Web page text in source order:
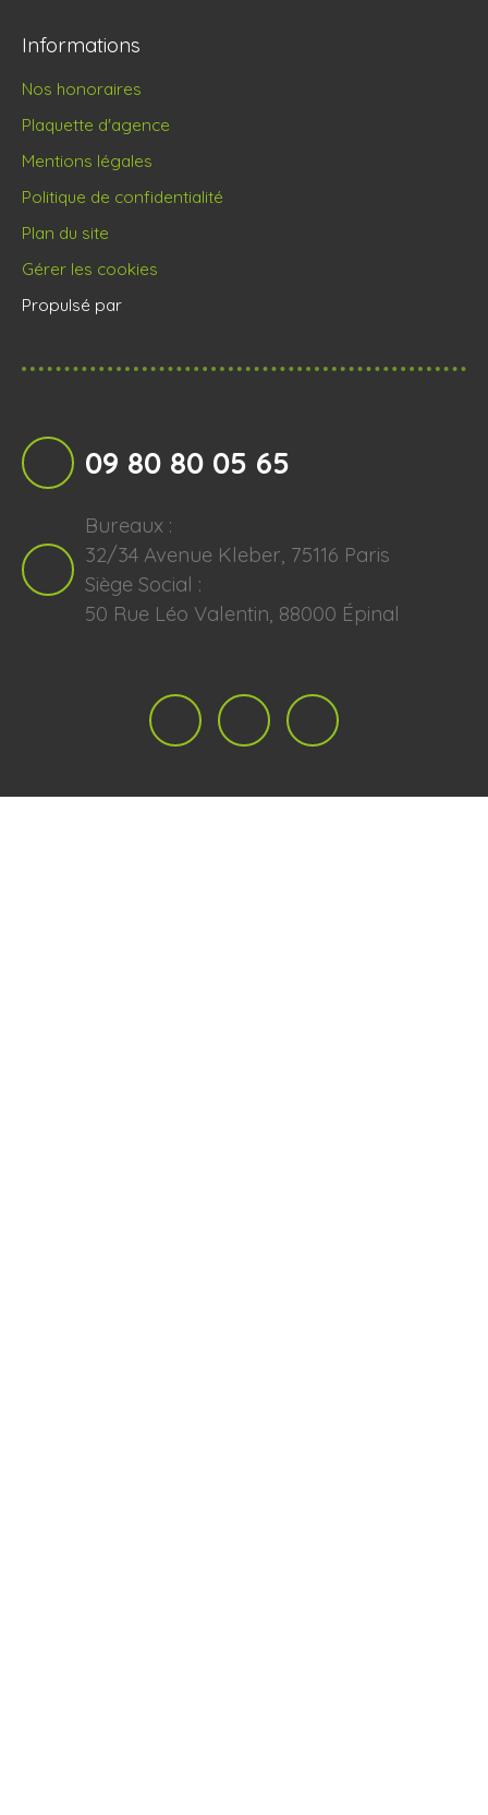
Informations
Nos honoraires
Plaquette d'agence
Mentions légales
Politique de confidentialité
Plan du site
Gérer les cookies
Propulsé par
09 80 80 05 65
Bureaux :
32/34 Avenue Kleber, 75116 Paris
Siège Social :
50 Rue Léo Valentin, 88000 Épinal